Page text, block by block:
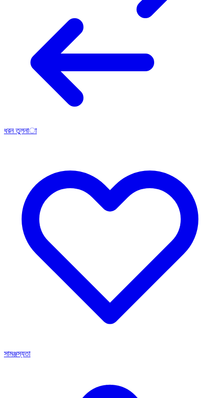
ধরন তুলনা
সামঞ্জস্যতা